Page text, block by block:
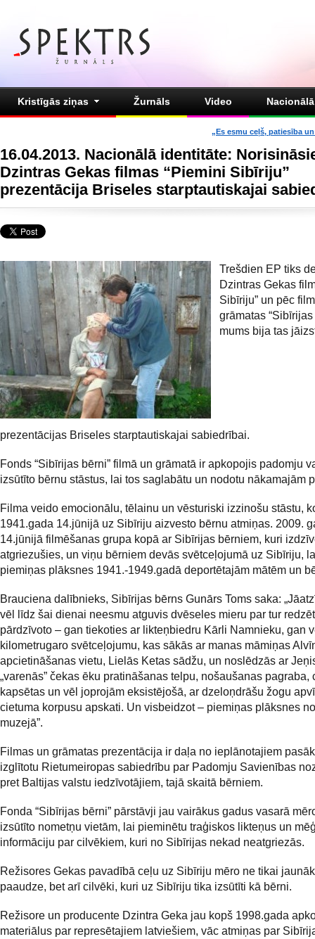
Kristīgās ziņas Žurnāls Video
„Es esmu ceļš, patiesība
16.04.2013. Nacionālā identitāte:
Dzintras Gekas filmas “Piemini Sibīriju”
prezentācija Briseles starptautiskajai
Trešdien EP tiks
Dzintras Gekas
Sibīriju” un pēc
grāmatas
mums bija tas
prezentācijas Briseles starptautiskajai sabiedrībai.
Fonds “Sibīrijas bērni” filmā un grāmatā ir apkopojis padomju
izsūtīto bērnu stāstus, lai tos saglabātu un nodotu nākamajām
Filma veido emocionālu, tēlainu un vēsturiski izzinošu stāstu,
1941.gada 14.jūnijā uz Sibīriju aizvesto bērnu atmiņas. 2009.
14.jūnijā filmēšanas grupa kopā ar Sibīrijas bērniem, kuri
atgriezušies, un viņu bērniem devās svētceļojumā uz Sibīriju,
piemiņas plāksnes 1941.-1949.gadā deportētajām mātēm un
Brauciena dalībnieks, Sibīrijas bērns Gunārs Toms saka:
vēl līdz šai dienai neesmu atguvis dvēseles mieru par tur
pārdzīvoto – gan tiekoties ar likteņbiedru Kārli Namnieku, gan
kilometrugaro svētceļojumu, kas sākās ar manas māmiņas
apcietināšanas vietu, Lielās Ketas sādžu, un noslēdzās ar
„varenās” čekas ēku pratināšanas telpu, nošaušanas pagraba,
kapsētas un vēl joprojām eksistējošā, ar dzeloņdrāšu žogu
cietuma korpusu apskati. Un visbeidzot – piemiņas plāksnes
muzejā”.
Filmas un grāmatas prezentācija ir daļa no ieplānotajiem
izglītotu Rietumeiropas sabiedrību par Padomju Savienības
pret Baltijas valstu iedzīvotājiem, tajā skaitā bērniem.
Fonda “Sibīrijas bērni” pārstāvji jau vairākus gadus vasarā
izsūtīto nometņu vietām, lai pieminētu traģiskos likteņus un
informāciju par cilvēkiem, kuri no Sibīrijas nekad neatgriezās.
Režisores Gekas pavadībā ceļu uz Sibīriju mēro ne tikai
paaudze, bet arī cilvēki, kuri uz Sibīriju tika izsūtīti kā bērni.
Režisore un producente Dzintra Geka jau kopš 1998.gada
materiālus par represētajiem latviešiem, vāc atmiņas par